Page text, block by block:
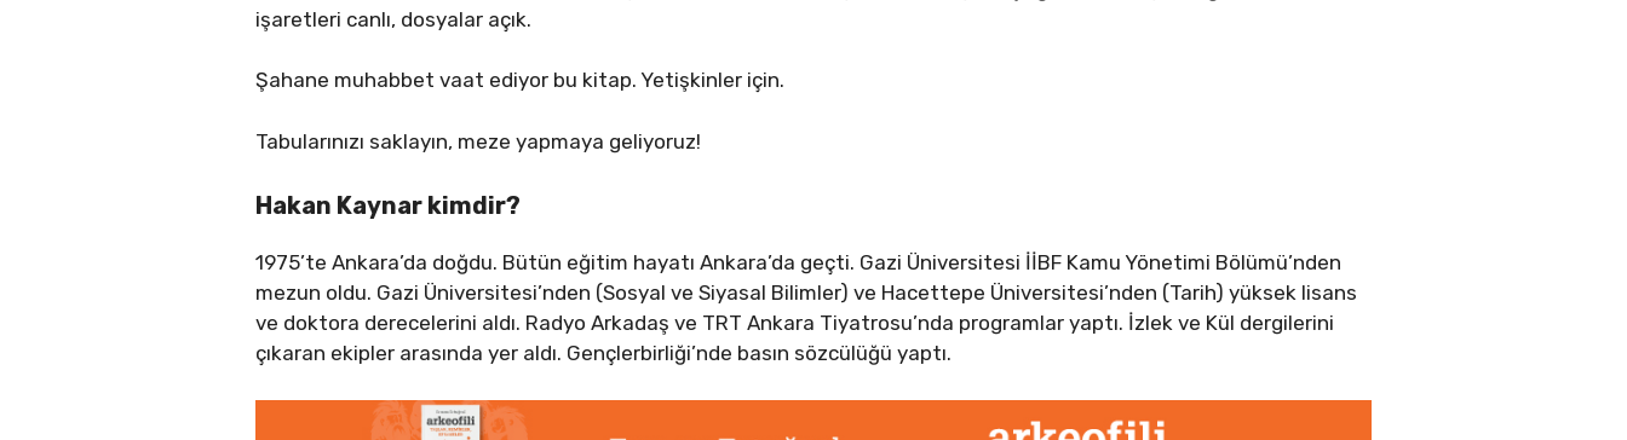
işaretleri canlı, dosyalar açık.
Şahane muhabbet vaat ediyor bu kitap. Yetişkinler için.
Tabularınızı saklayın, meze yapmaya geliyoruz!
Hakan Kaynar kimdir?
1975’te Ankara’da doğdu. Bütün eğitim hayatı Ankara’da geçti. Gazi Üniversitesi İİBF Kamu Yönetimi Bölümü’nden
mezun oldu. Gazi Üniversitesi’nden (Sosyal ve Siyasal Bilimler) ve Hacettepe Üniversitesi’nden (Tarih) yüksek lisans
ve doktora derecelerini aldı. Radyo Arkadaş ve TRT Ankara Tiyatrosu’nda programlar yaptı. İzlek ve Kül dergilerini
çıkaran ekipler arasında yer aldı. Gençlerbirliği’nde basın sözcülüğü yaptı.